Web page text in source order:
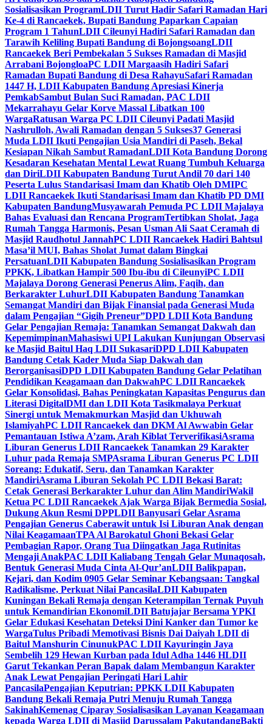
Sosialisasikan ProgramLDII Turut Hadir Safari Ramadan Hari
Ke-4 di Rancaekek, Bupati Bandung Paparkan Capaian
Program 1 TahunLDII Cileunyi Hadiri Safari Ramadan dan
Tarawih Keliling Bupati Bandung di BojongsoangLDII
Rancaekek Beri Pembekalan 5 Sukses Ramadan di Masjid
Arrabani BojongloaPC LDII Margaasih Hadiri Safari
Ramadan Bupati Bandung di Desa RahayuSafari Ramadan
1447 H, LDII Kabupaten Bandung Apresiasi Kinerja
PemkabSambut Bulan Suci Ramadan, PAC LDII
Mekarrahayu Gelar Korve Massal Libatkan 100
WargaRatusan Warga PC LDII Cileunyi Padati Masjid
Nashrulloh, Awali Ramadan dengan 5 Sukses37 Generasi
Muda LDII Ikuti Pengajian Usia Mandiri di Paseh, Bekal
Kesiapan Nikah Sambut RamadanLDII Kota Bandung Dorong
Kesadaran Kesehatan Mental Lewat Ruang Tumbuh Keluarga
dan DiriLDII Kabupaten Bandung Turut Andil 70 dari 140
Peserta Lulus Standarisasi Imam dan Khatib Oleh DMIPC
LDII Rancaekek Ikuti Standarisasi Imam dan Khatib PD DMI
Kabupaten BandungMusyawarah Pemuda PC LDII Majalaya
Bahas Evaluasi dan Rencana ProgramTertibkan Sholat, Jaga
Rumah Tangga Harmonis, Pesan Usman Ali Saat Ceramah di
Masjid Raudhotul JannahPC LDII Rancaekek Hadiri Bahtsul
Masa’il MUI, Bahas Sholat Jumat dalam Bingkai
PersatuanLDII Kabupaten Bandung Sosialisasikan Program
PPKK, Libatkan Hampir 500 Ibu-ibu di CileunyiPC LDII
Majalaya Dorong Generasi Penerus Alim, Faqih, dan
Berkarakter LuhurLDII Kabupaten Bandung Tanamkan
Semangat Mandiri dan Bijak Finansial pada Generasi Muda
dalam Pengajian “Gigih Preneur”DPD LDII Kota Bandung
Gelar Pengajian Remaja: Tanamkan Semangat Dakwah dan
KepemimpinanMahasiswi UPI Lakukan Kunjungan Observasi
ke Masjid Baitul Haq LDII SukasariDPD LDII Kabupaten
Bandung Cetak Kader Muda Siap Dakwah dan
BerorganisasiDPD LDII Kabupaten Bandung Gelar Pelatihan
Pendidikan Keagamaan dan DakwahPC LDII Rancaekek
Gelar Konsolidasi, Bahas Peningkatan Kapasitas Pengurus dan
Literasi DigitalDMI dan LDII Kota Tasikmalaya Perkuat
Sinergi untuk Memakmurkan Masjid dan Ukhuwah
IslamiyahPC LDII Rancaekek dan DKM Al Awwabin Gelar
Pemantauan Istiwa A’zam, Arah Kiblat TerverifikasiAsrama
Liburan Generus LDII Rancaekek Tanamkan 29 Karakter
Luhur pada Remaja SMPAsrama Liburan Generus PC LDII
Soreang: Edukatif, Seru, dan Tanamkan Karakter
MandiriAsrama Liburan Sekolah PC LDII Bekasi Barat:
Cetak Generasi Berkarakter Luhur dan Alim MandiriWakil
Ketua PC LDII Rancaekek Ajak Warga Bijak Bermedia Sosial,
Dukung Akun Resmi DPPLDII Banyusari Gelar Asrama
Pengajian Generus Caberawit untuk Isi Liburan Anak dengan
Nilai KeagamaanTPA Al Barokatul Ghoni Bekasi Gelar
Pembagian Rapor, Orang Tua Diingatkan Jaga Rutinitas
Mengaji AnakPAC LDII Kaliabang Tengah Gelar Munaqosah,
Bentuk Generasi Muda Cinta Al-Qur’anLDII Balikpapan,
Kejari, dan Kodim 0905 Gelar Seminar Kebangsaan: Tangkal
Radikalisme, Perkuat Nilai PancasilaLDII Kabupaten
Kuningan Bekali Remaja dengan Keterampilan Ternak Puyuh
untuk Kemandirian EkonomiLDII Batujajar Bersama YPKI
Gelar Edukasi Kesehatan Deteksi Dini Kanker dan Tumor ke
WargaTulus Pribadi Memotivasi Bisnis Dai Daiyah LDII di
Baitul Manshurin CinunukPAC LDII Kayuringin Jaya
Sembelih 129 Hewan Kurban pada Idul Adha 1446 HLDII
Garut Tekankan Peran Bapak dalam Membangun Karakter
Anak Lewat Pengajian Peringati Hari Lahir
PancasilaPengajian Keputrian: PPKK LDII Kabupaten
Bandung Bekali Remaja Putri Menuju Rumah Tangga
SakinahKemenag Ciparay Sosialisasikan Layanan Keagamaan
kepada Warga LDII di Masjid Darussalam PakutandangBakti